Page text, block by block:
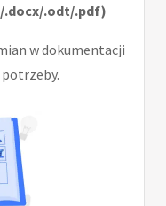
.docx/.odt/.pdf)
w dokumentacji